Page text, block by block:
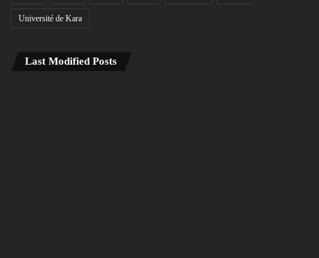
Université de Kara
Last Modified Posts